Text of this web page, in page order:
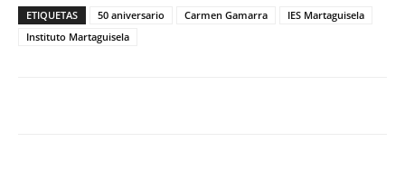
ETIQUETAS 50 aniversario Carmen Gamarra
IES Martaguisela
Instituto Martaguisela